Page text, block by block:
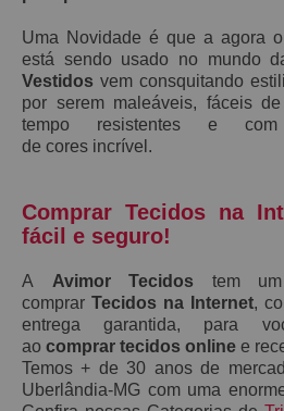
Uma Novidade é que a agora o
está sendo usado no mundo
Vestidos vem consquitando
por serem maleáveis, fáceis
tempo resistentes e
de cores incrível.
Comprar Tecidos na
fácil e seguro!
A Avimor Tecidos tem um
comprar Tecidos na Internet,
entrega garantida, para
ao comprar tecidos online e
Temos + de 30 anos de
Uberlândia-MG com uma